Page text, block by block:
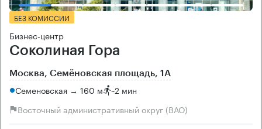
БЕЗ КОМИССИИ
Бизнес-центр
Соколиная Гора
Москва, Семёновская площадь, 1А
Семеновская → 160 м ~2 мин
Восточный административный округ (ВАО)